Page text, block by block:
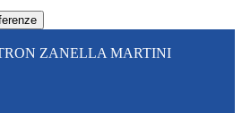
ZANELLA MARTINI